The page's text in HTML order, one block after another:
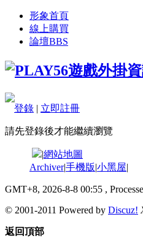
形象首頁
線上購買
論壇BBS
登錄 | 立即註冊
請先登錄後才能繼續瀏覽
|網站地圖
Archiver|手機版|小黑屋|
GMT+8, 2026-8-8 00:55 ,
© 2001-2011 Powered by Discuz!
返回頂部